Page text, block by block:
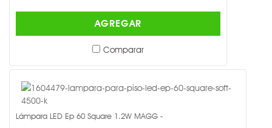
AGREGAR
Comparar
Lámpara LED Ep 60 Square 1.2W MAGG -